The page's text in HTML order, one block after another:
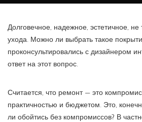
Долговечное, надежное, эстетичное,
ухода. Можно ли выбрать такое
проконсультировались с дизайнером
ответ на этот вопрос.
Считается, что ремонт — это
практичностью и бюджетом. Это,
ли обойтись без компромиссов? В